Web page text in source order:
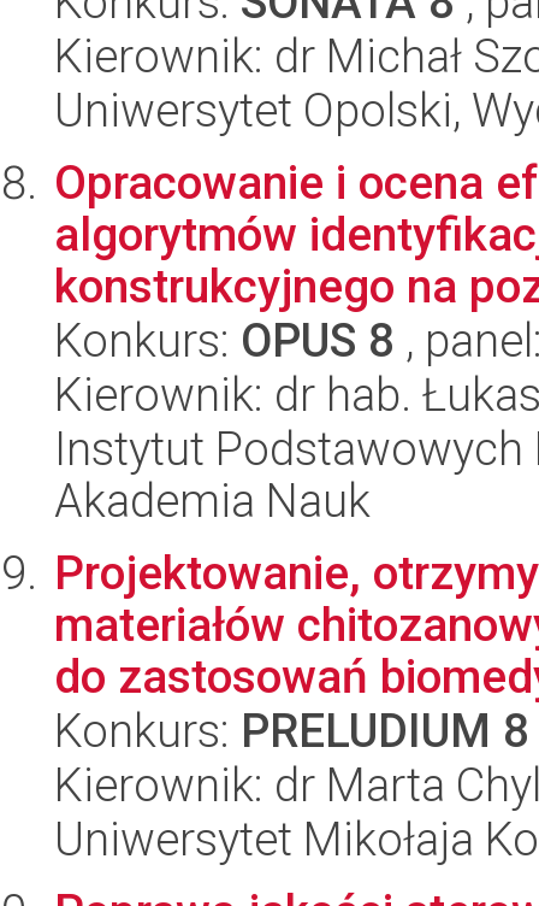
Kierownik: dr Michał
Uniwersytet Opolski,
Opracowanie i ocena
algorytmów
konstrukcyjnego na
Konkurs: OPUS 8 ,
Kierownik: dr hab.
Instytut
Akademia Nauk
Projektowanie,
materiałów
do zastosowań
Konkurs: PRELUDIUM 8
Kierownik: dr Marta
Uniwersytet Mikołaja